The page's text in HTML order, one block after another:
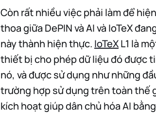
Còn rất nhiều việc phải làm để
thoa giữa DePIN và AI và IoTeX
này thành hiện thực. IoTeXL1 là
thiết bị cho phép dữ liệu đó được
nó, và được sử dụng như những
trường hợp sử dụng trên toàn thế
kích hoạt giúp dân chủ hóa AI